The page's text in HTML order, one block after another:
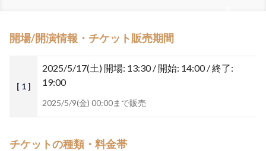
開場/開演情報・チケット販売期間
[ 1 ]
2025/5/17(土) 開場: 13:30 / 開始: 14:00 / 終了:
19:00
2025/5/9(金) 00:00まで販売
チケットの種類・料金帯